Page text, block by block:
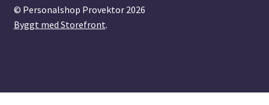
Varukorg
© Personalshop Provektor 2026
Byggt med Storefront.